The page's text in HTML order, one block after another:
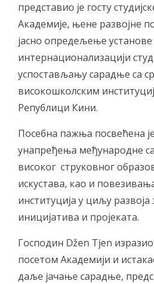
представио је госту
Академије, њене развојне
јасно опредељење установе
интернационализацији
успостављању сарадње са
високошколским
Републици Кини.
Посебна пажња посвећена
унапређења међународне
високог струковног
искустава, као и
институција у циљу развоја
иницијатива и пројеката.
Господин Džen Tjen
посетом Академији и
даље јачање сарадње,